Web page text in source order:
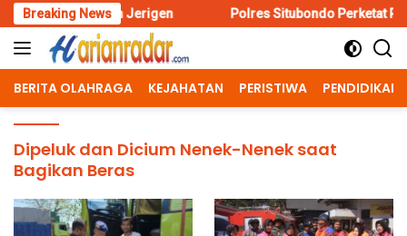
Skip
to
content
Breaking News
Jerigen Polres Situbondo Perketat Pemeriksaan
BERITA OLAHRAGA KEJAHATAN PERISTIWA PENDIDIKAN
Dipeluk dan Dicium Nenek-Nenek saat
Bagikan Beras